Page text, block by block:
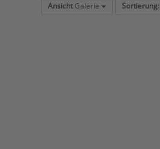
AnsichtGalerie Sortierung: